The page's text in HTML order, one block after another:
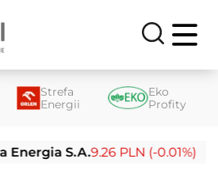
Strefa
Energii
Eko
Profity
S.A. 9.26 PLN (-0.01%)